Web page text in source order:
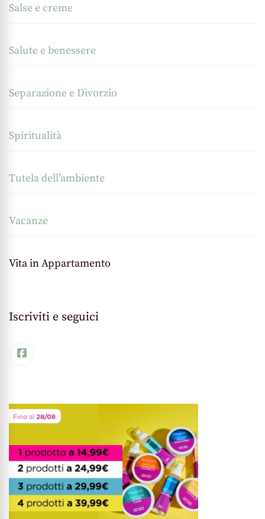
Salse e creme
Salute e benessere
Separazione e Divorzio
Spiritualità
Tutela dell’ambiente
Vacanze
Vita in Appartamento
Iscriviti e seguici